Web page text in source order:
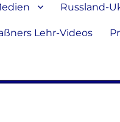
Russland-
Lehr-Videos